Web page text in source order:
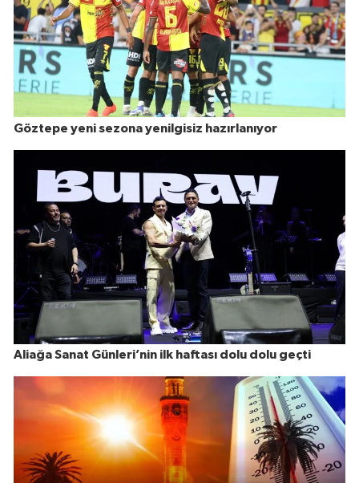
Göztepe yeni sezona yenilgisiz hazırlanıyor
Aliağa Sanat Günleri’nin ilk haftası dolu dolu geçti